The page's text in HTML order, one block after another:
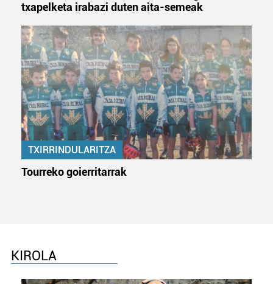
txapelketa irabazi duten aita-semeak
TXIRRINDULARITZA
Tourreko goierritarrak
KIROLA